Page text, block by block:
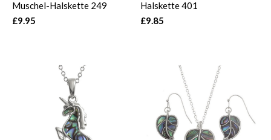
Muschel-Halskette 249
£9.95
Halskette 401
£9.85